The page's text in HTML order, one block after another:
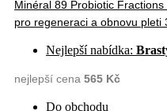
Minéral 89 Probiotic Fractions
pro regeneraci a obnovu pleti
Nejlepší nabídka:
nejlepší cena 565 Kč
Do obchodu